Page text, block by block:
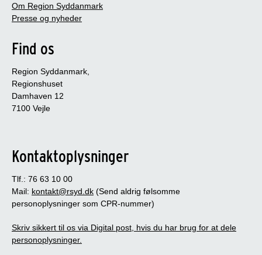
Om Region Syddanmark
Presse og nyheder
Find os
Region Syddanmark,
Regionshuset
Damhaven 12
7100 Vejle
Kontaktoplysninger
Tlf.: 76 63 10 00
Mail: kontakt@rsyd.dk (Send aldrig følsomme
personoplysninger som CPR-nummer)
Skriv sikkert til os via Digital post, hvis du har brug for at dele
personoplysninger.